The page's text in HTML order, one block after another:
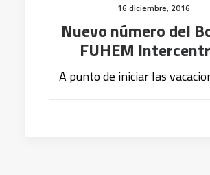
16 diciembre, 2016
Nuevo número del
FUHEM
A punto de iniciar las